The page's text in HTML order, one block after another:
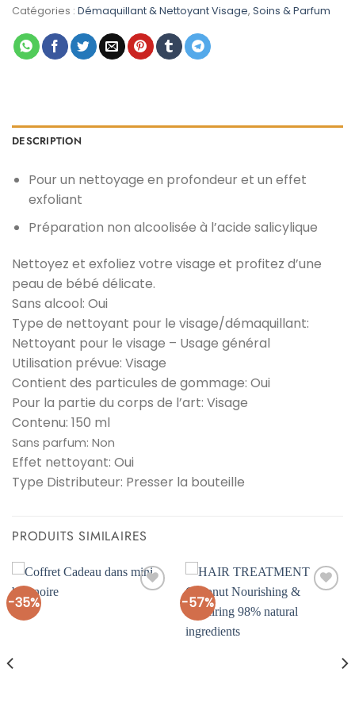
était :
د.م. 99,00.
est :
Catégories : Démaquillant & Nettoyant Visage, Soins & Parfum
DESCRIPTION
Pour un nettoyage en profondeur et un effet
exfoliant
Préparation non alcoolisée à l’acide salicylique
Nettoyez et exfoliez votre visage et profitez d’une
peau de bébé délicate.
Sans alcool: Oui
Type de nettoyant pour le visage/démaquillant:
Nettoyant pour le visage – Usage général
Utilisation prévue: Visage
Contient des particules de gommage: Oui
Pour la partie du corps de l’art: Visage
Contenu: 150 ml
Sans parfum: Non
Effet nettoyant: Oui
Type Distributeur: Presser la bouteille
PRODUITS SIMILAIRES
-35% -57%